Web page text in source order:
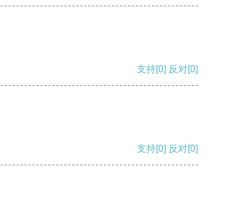
支持[0] 反对[0]
支持[0] 反对[0]